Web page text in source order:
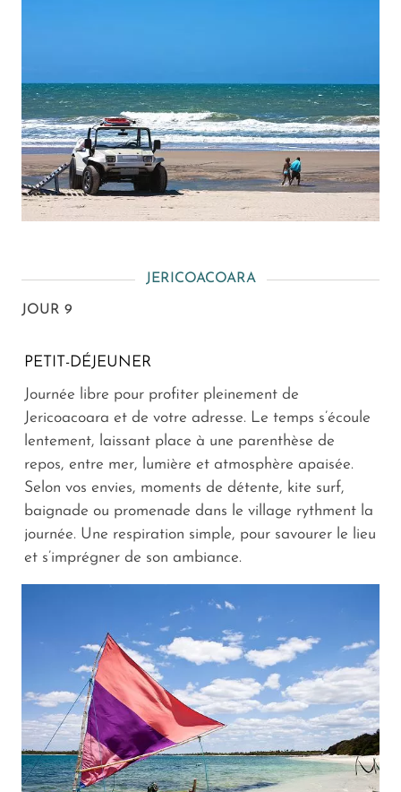
JERICOACOARA
JOUR 9
PETIT-DÉJEUNER
Journée libre pour profiter pleinement de
Jericoacoara et de votre adresse. Le temps s’écoule
lentement, laissant place à une parenthèse de
repos, entre mer, lumière et atmosphère apaisée.
Selon vos envies, moments de détente, kite surf,
baignade ou promenade dans le village rythment la
journée. Une respiration simple, pour savourer le lieu
et s’imprégner de son ambiance.